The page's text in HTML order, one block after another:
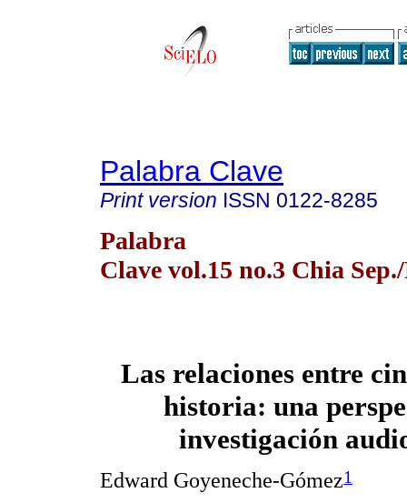
Palabra Clave
Print version ISSN 0122-8285
Palabra
Clave vol.15 no.3 Chia
Las relaciones entre
historia: una
investigación
Edward Goyeneche-Gómez1